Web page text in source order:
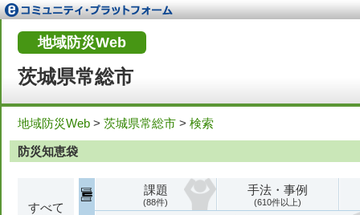
茨城県常総市
地域防災Web
地域防災Web > 茨城県常総市 > 検索
防災知恵袋
すべて
課題
88
手法・事例
610